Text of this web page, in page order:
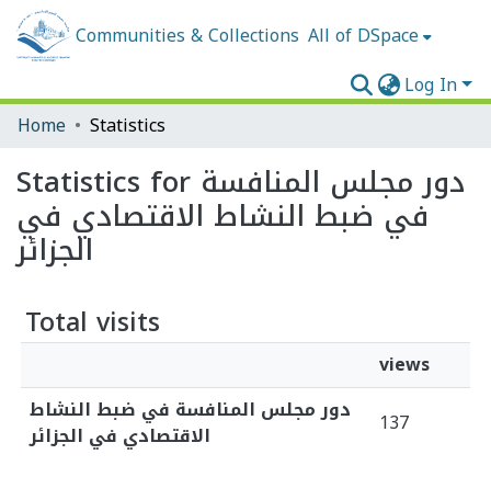
Communities & Collections All of DSpace
Log In
Home
Statistics
Statistics for دور مجلس المنافسة
في ضبط النشاط الاقتصادي في
الجزائر
Total visits
views
دور مجلس المنافسة في ضبط النشاط
الاقتصادي في الجزائر 137